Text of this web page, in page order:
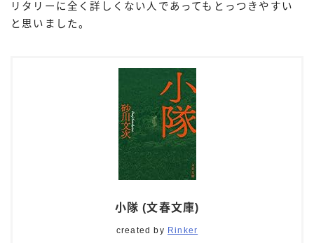
リタリーに全く詳しくない人であってもとっつきやすい
と思いました。
小隊 (文春文庫)
created by Rinker